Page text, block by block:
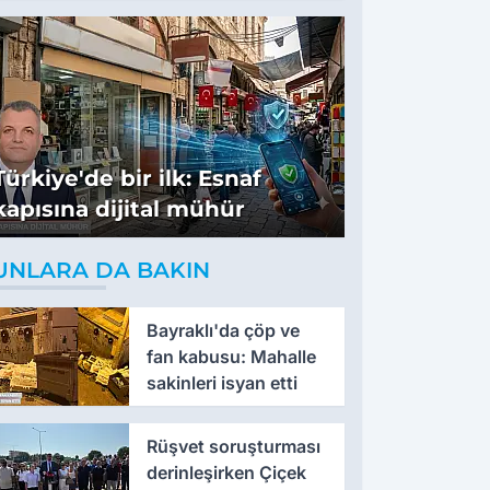
bir ilk: Esnaf
dijital mühür
DA BAKIN
Bayraklı'da çöp ve
fan kabusu: Mahalle
sakinleri isyan etti
Rüşvet soruşturması
derinleşirken Çiçek